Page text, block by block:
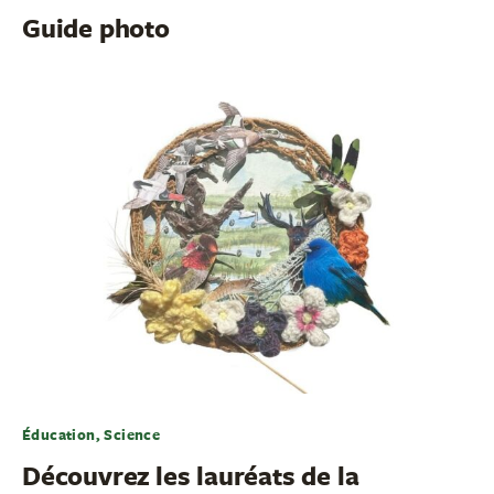
Guide photo
Éducation, Science
Découvrez les lauréats de la